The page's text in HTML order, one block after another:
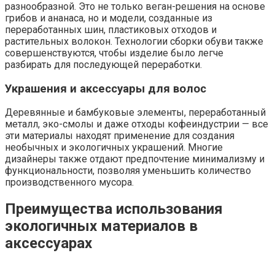
разнообразной. Это не только веган-решения на основе
грибов и ананаса, но и модели, созданные из
переработанных шин, пластиковых отходов и
растительных волокон. Технологии сборки обуви также
совершенствуются, чтобы изделие было легче
разбирать для последующей переработки.
Украшения и аксессуары для волос
Деревянные и бамбуковые элементы, переработанный
металл, эко-смолы и даже отходы кофеиндустрии — все
эти материалы находят применение для создания
необычных и экологичных украшений. Многие
дизайнеры также отдают предпочтение минимализму и
функциональности, позволяя уменьшить количество
производственного мусора.
Преимущества использования
экологичных материалов в
аксессуарах